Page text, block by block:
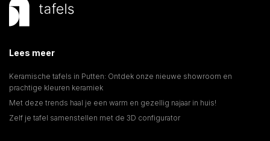
Lees meer
Keramische tafels in Putten: Ontdek onze nieuwe showroom en
prachtige kleuren keramiek
Met deze trends haal je een warm en gezellig najaar in huis!
Zelf je tafel samenstellen met de 3D configurator